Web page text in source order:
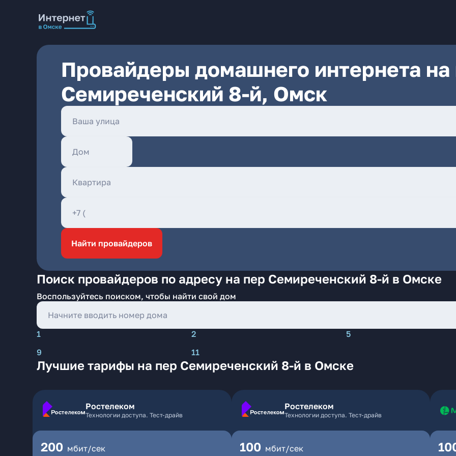
Провайдеры домашнего интернета на
Семиреченский 8-й, Омск
Найти провайдеров
Поиск провайдеров по адресу на пер Семиреченский 8-й в Омске
Воспользуйтесь поиском, чтобы найти свой дом
1 2 5
9
11
Лучшие тарифы на пер Семиреченский 8-й в Омске
Ростелеком
Технологии доступа. Тест-драйв
200 мбит/сек
Ростелеком
Технологии доступа. Тест-драйв
100 мбит/сек